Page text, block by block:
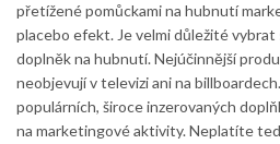
přetížené pomůckami na hubnutí
placebo efekt. Je velmi důležité
doplněk na hubnutí. Nejúčinnější
neobjevují v televizi ani na
populárních, široce inzerovaných
na marketingové aktivity. Neplatíte